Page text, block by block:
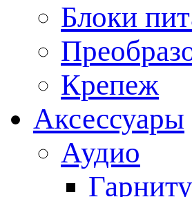
Блоки
Крепеж
Аксессуары
Аудио